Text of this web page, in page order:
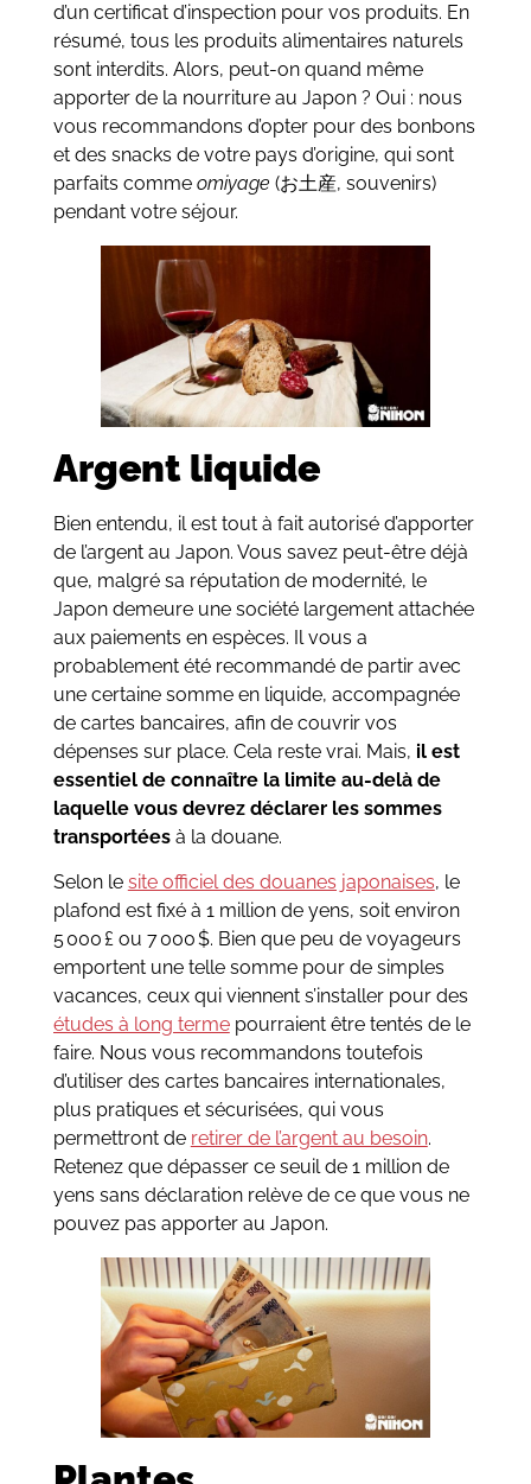
d’un certificat d’inspection pour vos produits. En
résumé, tous les produits alimentaires naturels
sont interdits. Alors, peut-on quand même
apporter de la nourriture au Japon ? Oui : nous
vous recommandons d’opter pour des bonbons
et des snacks de votre pays d’origine, qui sont
parfaits comme omiyage (お土産, souvenirs)
pendant votre séjour.
Argent liquide
Bien entendu, il est tout à fait autorisé d’apporter
de l’argent au Japon. Vous savez peut-être déjà
que, malgré sa réputation de modernité, le
Japon demeure une société largement attachée
aux paiements en espèces. Il vous a
probablement été recommandé de partir avec
une certaine somme en liquide, accompagnée
de cartes bancaires, afin de couvrir vos
dépenses sur place. Cela reste vrai. Mais, il est
essentiel de connaître la limite au-delà de
laquelle vous devrez déclarer les sommes
transportéesà la douane.
Selon le site officiel des douanes japonaises, le
plafond est fixé à 1 million de yens, soit environ
5 000 £ ou 7 000 $. Bien que peu de voyageurs
emportent une telle somme pour de simples
vacances, ceux qui viennent s’installer pour des
études à long termepourraient être tentés de le
faire. Nous vous recommandons toutefois
d’utiliser des cartes bancaires internationales,
plus pratiques et sécurisées, qui vous
permettront de retirer de l’argent au besoin.
Retenez que dépasser ce seuil de 1 million de
yens sans déclaration relève de ce que vous ne
pouvez pas apporter au Japon.